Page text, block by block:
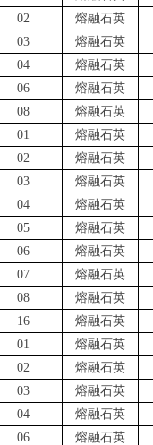
02 熔融石英
03 熔融石英
04 熔融石英
06 熔融石英
08 熔融石英
01 熔融石英
02 熔融石英
03 熔融石英
04 熔融石英
05 熔融石英
06 熔融石英
07 熔融石英
08 熔融石英
16 熔融石英
01 熔融石英
02 熔融石英
03 熔融石英
04 熔融石英
06 熔融石英